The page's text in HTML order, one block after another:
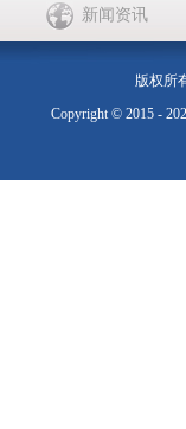
新闻资讯
版权所
Copyright © 2015 -